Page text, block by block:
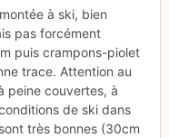
à ski, bien
pas forcément
puis crampons-piolet
trace. Attention au
peine couvertes, à
de ski dans
très bonnes (30cm